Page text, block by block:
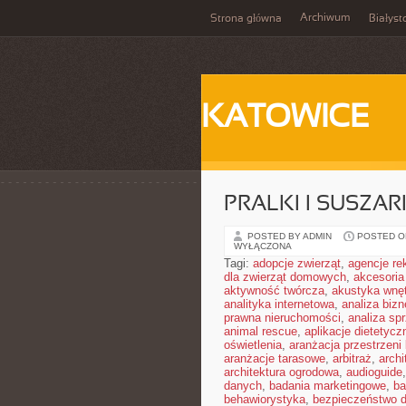
Strona główna Archiwum
KATOWICE
PRALKI I
POSTED BY ADMIN POSTED
WYŁĄCZONA
Tagi: adopcje zwierząt, agencje
dla zwierząt domowych,
aktywność twórcza, akustyka
analityka internetowa, analiza
prawna nieruchomości, analiza
animal rescue, aplikacje
oświetlenia, aranżacja przestrzeni
aranżacje tarasowe, arbitraż,
architektura ogrodowa, audioguide,
danych, badania marketingowe,
behawiorystyka, bezpieczeństwo